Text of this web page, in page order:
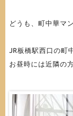
どうも、町中華マ
JR板橋駅西口の町
お昼時には近隣の